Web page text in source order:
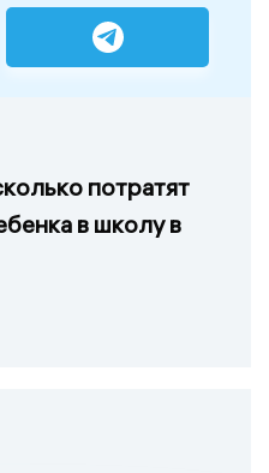
потратят
в школу в